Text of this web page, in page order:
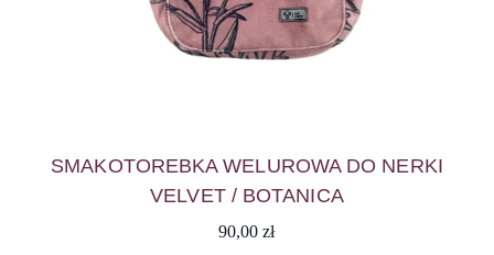
SMAKOTOREBKA WELUROWA DO NERKI
VELVET / BOTANICA
90,00zł